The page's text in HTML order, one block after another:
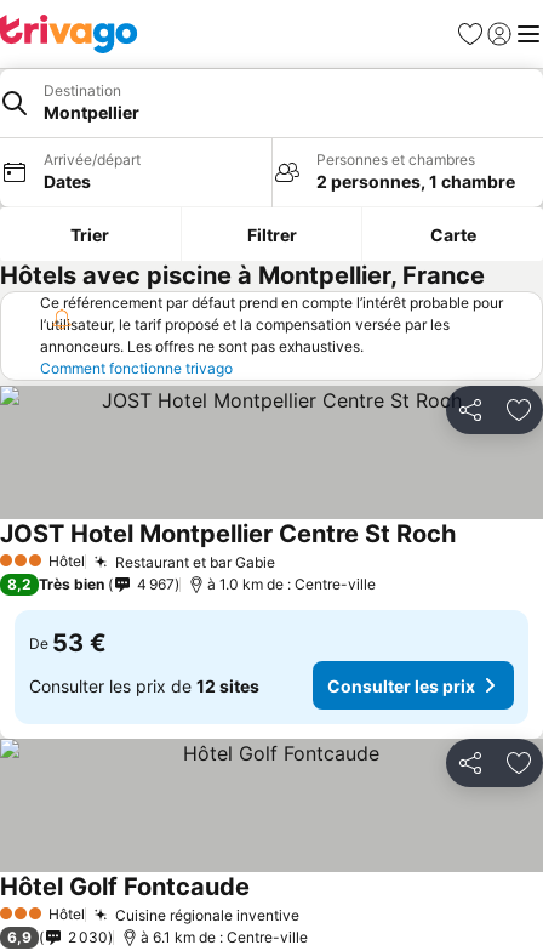
Favoris
Se
Destination
Montpellier
Arrivée/départ
Dates
Personnes et chambres
2 personnes, 1 chambre
Trier Filtrer Carte
Hôtels avec piscine à Montpellier, France
Ce référencement par défaut prend en compte l’intérêt probable pour
l’utilisateur, le tarif proposé et la compensation versée par les
annonceurs. Les offres ne sont pas exhaustives.
Comment fonctionne trivago
Partager
3 ÉtoilesHôtel Restaurant et bar GabieConsulter les prix
JOST Hotel Montpellier Centre St Roch
8,2 Très bien 4 967 à 1.0 km de : Centre-ville
De 53 €
Consulter les prix de 12 sites Consulter les prix
Partager
3 ÉtoilesHôtel Cuisine régionale inventiveConsulter les prix
Hôtel Golf Fontcaude
6,9 2 030 à 6.1 km de : Centre-ville